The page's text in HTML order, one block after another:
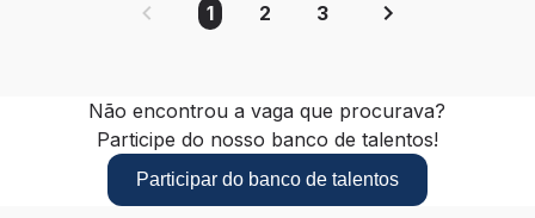
1 2 3
Não encontrou a vaga que procurava?
Participe do nosso banco de talentos!
Participar do banco de talentos